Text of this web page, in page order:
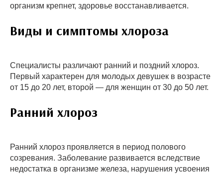
организм крепнет, здоровье восстанавливается.
Виды и симптомы хлороза
Специалисты различают ранний и поздний хлороз.
Первый характерен для молодых девушек в возрасте
от 15 до 20 лет, второй — для женщин от 30 до 50 лет.
Ранний хлороз
Ранний хлороз проявляется в период полового
созревания. Заболевание развивается вследствие
недостатка в организме железа, нарушения усвоения